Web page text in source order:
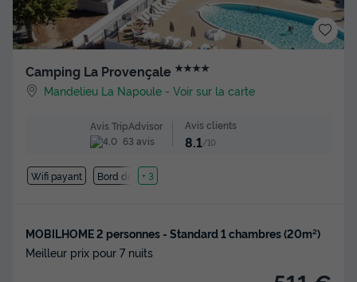
Camping La Provençale ★★★★
Mandelieu La Napoule -Voir sur la carte
Avis TripAdvisor
63 avis
Avis clients
8.1/10
Wifi payant Bord de mer
+ 3
MOBILHOME 2 personnes - Standard 1 chambres (20m²)
Meilleur prix pour 7 nuits